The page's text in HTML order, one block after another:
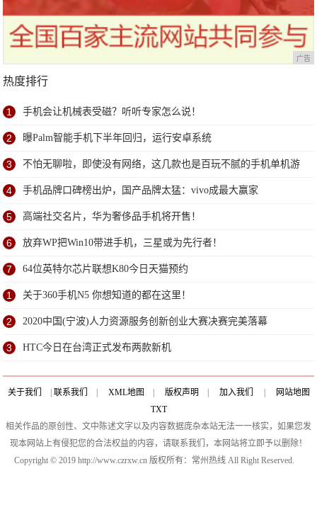
广告
热度排行
1 手机会让机械表受磁？听听专家怎么说！
2 曝Palm智能手机下半年回归，运行安卓系统
3 不怕无聊啦，即使没有网络，这几款也是百玩不腻的手机单机游
戏
4 手机品牌口碑榜出炉，国产品牌太猛：vivo成最大赢家
5 高端社交名片，华为奢侈品手机将开售！
6 放弃WP把Win10带进手机，三星或为先行者！
7 64位英特尔芯片联想K80今日天猫预约
1 关于360手机N5 你想知道的都在这里！
2 2020中国(宁波)人力资源服务创新创业大赛决赛完美落幕
3 HTC今日在台湾正式发布两款新机
关于我们 | 联系我们 | XML地图 | 版权声明 | 加入我们 |
网站地图
TXT
相关作品的原创性、文中陈述文字以及内容数据庞杂本站无法一一核实，如果您发
现本网站上有侵犯您的合法权益的内容，请联系我们，本网站将立即予以删除！
Copyright © 2019 http://www.czrxw.cn 版权所有：常州热线 All Right Reserved.